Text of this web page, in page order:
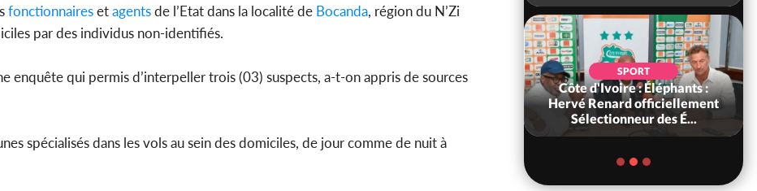
fonctionnairesetagentsde l’Etat dans la localité de Bocanda, région du N’Zi
par des individus non-identifiés.
enquête qui permis d’interpeller trois (03) suspects, a-t-on appris de sources
spécialisés dans les vols au sein des domiciles, de jour comme de nuit à
SOCIÉTÉ
Côte d'Ivoire : « On ne veut
SPORT
Côte d'Ivoire : Éléphants :
Hervé Renard officiellement
Sélectionneur des É...